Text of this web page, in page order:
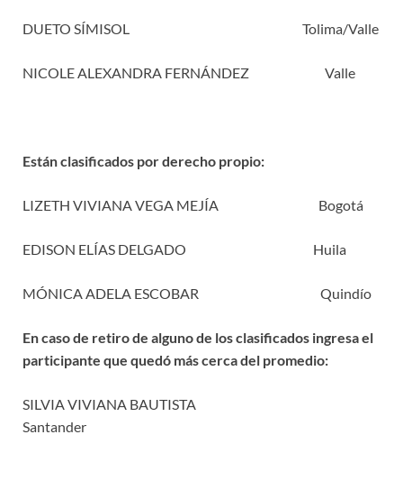
DUETO SÍMISOL Tolima/Valle
NICOLE ALEXANDRA FERNÁNDEZ Valle
Están clasificados por derecho propio:
LIZETH VIVIANA VEGA MEJÍA Bogotá
EDISON ELÍAS DELGADO Huila
MÓNICA ADELA ESCOBAR Quindío
En caso de retiro de alguno de los clasificados ingresa el
participante que quedó más cerca del promedio:
SILVIA VIVIANA BAUTISTA
Santander